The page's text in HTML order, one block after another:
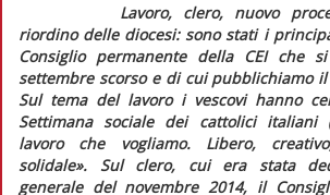
Lavoro, clero, nuovo
riordino delle diocesi: sono stati i
Consiglio permanente della CEI che
settembre scorso e di cui pubblichiamo il
Sul tema del lavoro i vescovi hanno
Settimana sociale dei cattolici italiani
lavoro che vogliamo. Libero,
solidale». Sul clero, cui era stata
generale del novembre 2014, il